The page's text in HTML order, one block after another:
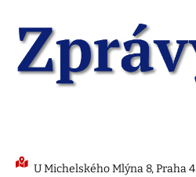
U Michelského Mlýna 8, Praha 4